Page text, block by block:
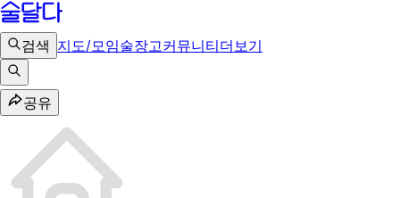
검색 지도/모임술장고커뮤니티더보기
공유